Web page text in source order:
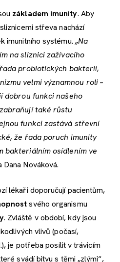
základem imunity. Aby
střeva nachází
imunitního systému. „Na
na sliznici zažívacího
probiotických bakterií,
velmi významnou roli –
dobrou funkci našeho
také růstu
funkci zastává střevní
že řada poruch imunity
bakteriálním osídlením ve
Dana Nováková.
lékaři doporučují pacientům,
svého organismu
. Zvláště v období, kdy jsou
vlivů (počasí,
je potřeba posílit v trávicím
svádí bitvu s těmi „zlými“,